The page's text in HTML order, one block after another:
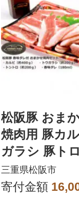
松阪豚 おま
焼肉用 豚カ
ガラシ 豚ト
g 香味ダレ
三重県松阪市
寄付金額